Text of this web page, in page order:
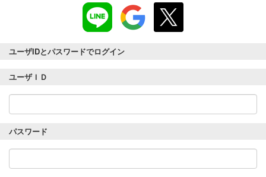
ユーザIDとパスワードでログイン
ユーザＩＤ
パスワード